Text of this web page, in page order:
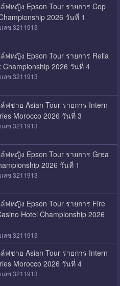
ฟหญิง Epson Tour รายการ Cop
2026 วันที่ 1
ลข 3211913
ฟหญิง Epson Tour รายการ Relia
Championship 2026 วันที่ 4
ลข 3211913
ฟชาย Asian Tour รายการ Intern
Morocco 2026 วันที่ 3
ลข 3211913
ฟหญิง Epson Tour รายการ Grea
2026 วันที่ 1
ลข 3211913
ฟหญิง Epson Tour รายการ Fire
Hotel Championship 2026
ลข 3211913
ฟชาย Asian Tour รายการ Intern
Morocco 2026 วันที่ 4
ลข 3211913